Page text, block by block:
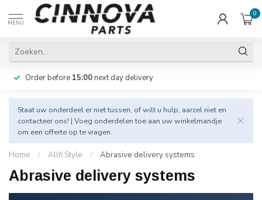
MENU
0
Order before 15:00next day delivery
Staat uw onderdeel er niet tussen, of wilt u hulp, aarzel niet en
contacteer ons! | Voeg onderdelen toe aan uw winkelmandje
om een offerte op te vragen.
Home / Allfi Style / Abrasive delivery systems
Abrasive delivery systems